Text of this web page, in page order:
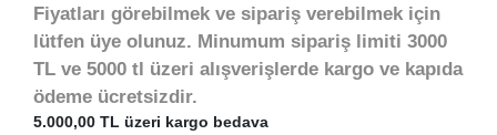
Fiyatları görebilmek ve sipariş verebilmek için
lütfen üye olunuz. Minumum sipariş limiti 3000
TL ve 5000 tl üzeri alışverişlerde kargo ve kapıda
ödeme ücretsizdir.
5.000,00 TL üzeri kargo bedava